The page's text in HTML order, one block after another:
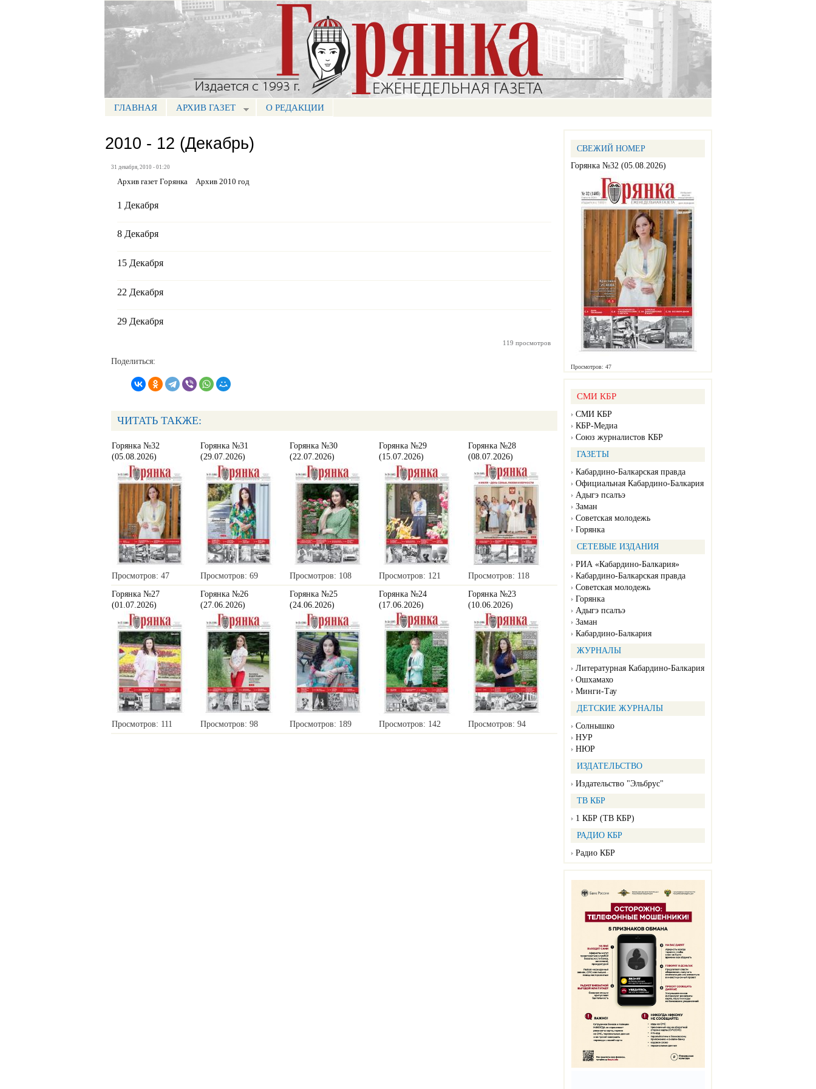
основному
содержанию
Портал СМИ КБР
МЕНЮ ГОРЯНКА
ГЛАВНАЯ АРХИВ ГАЗЕТ О РЕДАКЦИИ
СВЕЖИЙ НОМЕР
Горянка №32 (05.08.2026)
Просмотров: 47
СМИ КБР
СМИ КБР
КБР-Медиа
Союз журналистов КБР
ГАЗЕТЫ
Кабардино-Балкарская правда
Официальная Кабардино-Балкария
Адыгэ псалъэ
Заман
Советская молодежь
Горянка
СЕТЕВЫЕ ИЗДАНИЯ
РИА «Кабардино-Балкария»
Кабардино-Балкарская правда
Советская молодежь
Горянка
Адыгэ псалъэ
Заман
Кабардино-Балкария
ЖУРНАЛЫ
Литературная Кабардино-Балкария
Ошхамахо
Минги-Тау
ДЕТСКИЕ ЖУРНАЛЫ
Солнышко
НУР
НЮР
ИЗДАТЕЛЬСТВО
Издательство "Эльбрус"
ТВ КБР
1 КБР (ТВ КБР)
РАДИО КБР
Радио КБР
2010 - 12 (Декабрь)
31 декабря, 2010 - 01:20
Архив газет Горянка Архив 2010 год
1 Декабря
8 Декабря
15 Декабря
22 Декабря
29 Декабря
119 просмотров
Поделиться:
ЧИТАТЬ ТАКЖЕ:
Горянка №32
(05.08.2026)
Просмотров: 47
Горянка №31
(29.07.2026)
Просмотров: 69
Горянка №30
(22.07.2026)
Просмотров: 108
Горянка №29
(15.07.2026)
Просмотров: 121
Горянка №28
(08.07.2026)
Просмотров: 118
Горянка №27
(01.07.2026)
Просмотров: 111
Горянка №26
(27.06.2026)
Просмотров: 98
Горянка №25
(24.06.2026)
Просмотров: 189
Горянка №24
(17.06.2026)
Просмотров: 142
Горянка №23
(10.06.2026)
Просмотров: 94